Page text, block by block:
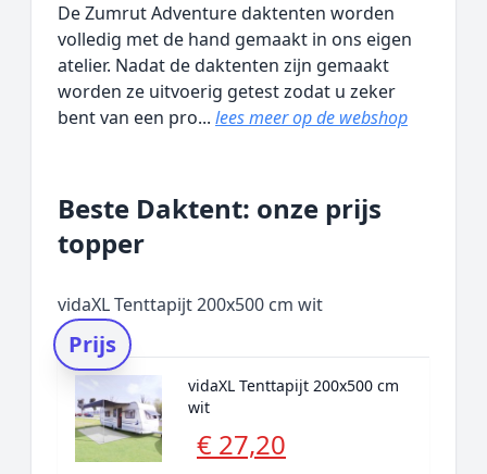
De Zumrut Adventure daktenten worden
volledig met de hand gemaakt in ons eigen
atelier. Nadat de daktenten zijn gemaakt
worden ze uitvoerig getest zodat u zeker
bent van een pro... lees meer op de webshop
Beste Daktent: onze prijs
topper
vidaXL Tenttapijt 200x500 cm wit
Prijs
vidaXL Tenttapijt 200x500 cm
wit
€ 27,20